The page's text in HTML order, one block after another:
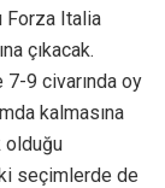
Forza Italia
çıkacak.
9 civarında oy
kalmasına
olduğu
seçimlerde de